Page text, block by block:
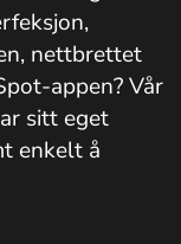
nettbrettet
appen? Vår
sitt eget
enkelt å